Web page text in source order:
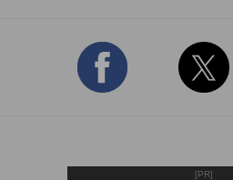
により悪魔を仲魔にすることができ
合体させて別の悪魔をつくることも
[PR]